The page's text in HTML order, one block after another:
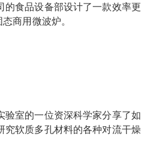
的食品设备部设计了一款效率更
商用微波炉。
验室的一位资深科学家分享了如
究软质多孔材料的各种对流干燥